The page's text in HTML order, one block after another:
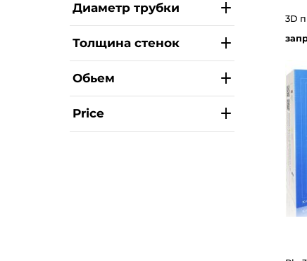
Диаметр трубки
Толщина стенок
Обьем
Price
3D